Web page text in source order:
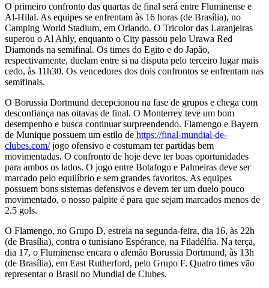
O primeiro confronto das quartas de final será entre Fluminense e
Al-Hilal. As equipes se enfrentam às 16 horas (de Brasília), no
Camping World Stadium, em Orlando. O Tricolor das Laranjeiras
superou o Al Ahly, enquanto o City passou pelo Urawa Red
Diamonds na semifinal. Os times do Egito e do Japão,
respectivamente, duelam entre si na disputa pelo terceiro lugar mais
cedo, às 11h30. Os vencedores dos dois confrontos se enfrentam nas
semifinais.
O Borussia Dortmund decepcionou na fase de grupos e chega com
desconfiança nas oitavas de final. O Monterrey teve um bom
desempenho e busca continuar surpreendendo. Flamengo e Bayern
de Munique possuem um estilo de https://final-mundial-de-
clubes.com/jogo ofensivo e costumam ter partidas bem
movimentadas. O confronto de hoje deve ter boas oportunidades
para ambos os lados. O jogo entre Botafogo e Palmeiras deve ser
marcado pelo equilíbrio e sem grandes favoritos. As equipes
possuem bons sistemas defensivos e devem ter um duelo pouco
movimentado, o nosso palpite é para que sejam marcados menos de
2.5 gols.
O Flamengo, no Grupo D, estreia na segunda-feira, dia 16, às 22h
(de Brasília), contra o tunisiano Espérance, na Filadélfia. Na terça,
dia 17, o Fluminense encara o alemão Borussia Dortmund, às 13h
(de Brasília), em East Rutherford, pelo Grupo F. Quatro times vão
representar o Brasil no Mundial de Clubes.